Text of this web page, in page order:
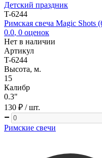
Детский праздник
T-6244
Римская свеча Magic Shots
0.0, 0 оценок
Нет в наличии
Артикул
T-6244
Высота, м.
15
Калибр
0.3"
130 ₽ / шт.
Римские свечи